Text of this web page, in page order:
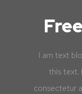
I am text
this text.
consectetur